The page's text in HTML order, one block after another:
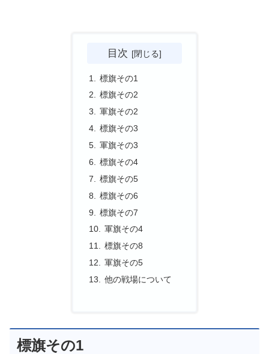
目次
標旗その1
標旗その2
軍旗その2
標旗その3
軍旗その3
標旗その4
標旗その5
標旗その6
標旗その7
軍旗その4
標旗その8
軍旗その5
他の戦場について
標旗その1